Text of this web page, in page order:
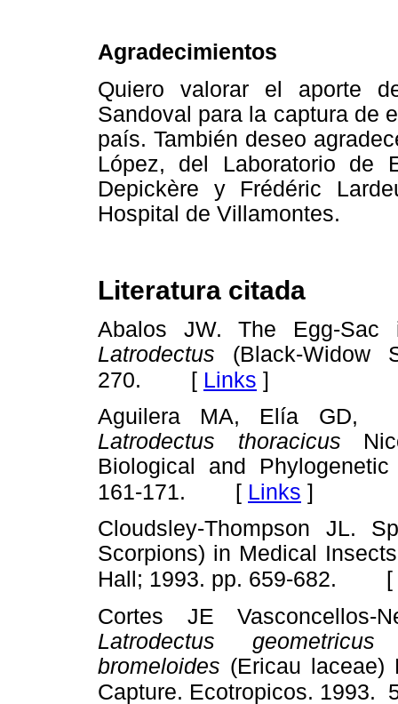
Agradecimientos
Quiero valorar el aporte
Sandoval para la captura de
país. También deseo
López, del Laboratorio de
Depickère y Frédéric
Hospital de Villamontes.
Literatura citada
Abalos JW. The Egg-
Latrodectus (Black-Widow
270. [ Links ]
Aguilera MA, Elía GD,
Latrodectus thoracicus
Biological and
161-171. [ Links ]
Cloudsley-Thompson JL.
Scorpions) in Medical
Hall; 1993. pp. 659-682. [
Cortes JE
Latrodectus
bromeloides (Ericau laceae)
Capture. Ecotropicos. 1993.